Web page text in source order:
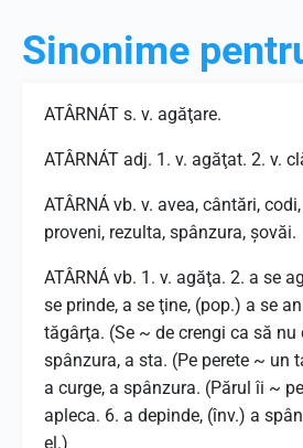
Sinonime
ATÂRNÁT s. v. agăţare.
ATÂRNÁT adj. 1. v. agăţat. 2. v.
ATÂRNÁ vb. v. avea, cântări,
proveni, rezulta, spânzura, şovăi.
ATÂRNÁ vb. 1. v. agăţa. 2. a se
se prinde, a se ţine, (pop.) a se
tăgârţa. (Se ~ de crengi ca să nu
spânzura, a sta. (Pe perete ~ un
a curge, a spânzura. (Părul îi ~
apleca. 6. a depinde, (înv.) a
el.)